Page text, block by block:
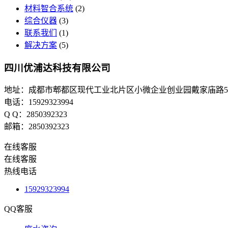
材料智合系统 (2)
综合仪器 (3)
联系我们
(1)
解决方案 (5)
四川优浦达科技有限公司
地址：成都市郫都区现代工业北片区小微企业创业园戴家庙路
电话：15929323994
Q Q：2850392323
邮箱：2850392323
在线客服
在线客服
热线电话
15929323994
QQ客服